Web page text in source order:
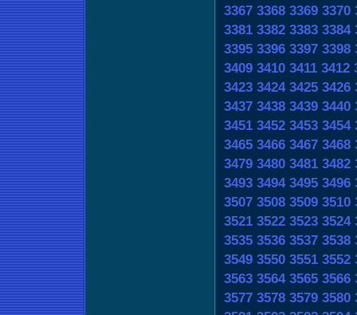
3367 3368 3369 3370
3381 3382 3383 3384
3395 3396 3397 3398
3409 3410 3411 3412
3423 3424 3425 3426
3437 3438 3439 3440
3451 3452 3453 3454
3465 3466 3467 3468
3479 3480 3481 3482
3493 3494 3495 3496
3507 3508 3509 3510
3521 3522 3523 3524
3535 3536 3537 3538
3549 3550 3551 3552
3563 3564 3565 3566
3577 3578 3579 3580